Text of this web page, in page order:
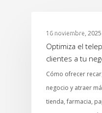
16 noviembre, 2025
Optimiza el
clientes a tu
Cómo ofrecer
negocio y atraer
tienda, farmacia,